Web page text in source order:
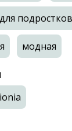
для подростков
модная